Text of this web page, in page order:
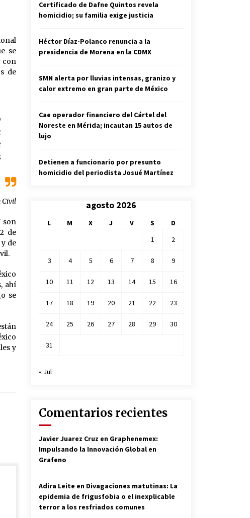
se
con
de
Civil
son
de
y de
ahí
se
y
Certificado de Dafne Quintos revela
homicidio; su familia exige justicia
Héctor Díaz-Polanco renuncia a la
presidencia de Morena en la CDMX
SMN alerta por lluvias intensas, granizo y
calor extremo en gran parte de México
Cae operador financiero del Cártel del
Noreste en Mérida; incautan 15 autos de
lujo
Detienen a funcionario por presunto
homicidio del periodista Josué Martínez
agosto 2026
L M X J V S
D
1
2
3 4 5 6 7 8 9
10 11 12 13 14 15 16
17 18 19 20 21 22 23
24 25 26 27 28 29 30
31
« Jul
Comentarios recientes
Javier Juarez Cruz en Graphenemex:
Impulsando la Innovación Global en
Grafeno
Adira Leite en Divagaciones matutinas: La
epidemia de frigusfobia o el inexplicable
terror a los resfriados comunes